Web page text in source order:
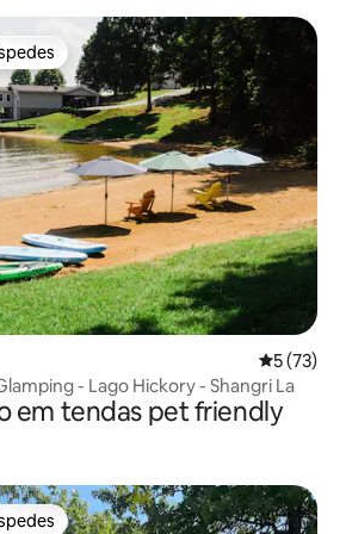
dos hóspedes
5 de uma
5 (73)
- Lago Hickory - Shangri La
em tendas pet friendly